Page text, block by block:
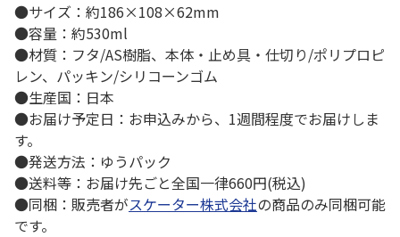
●サイズ：約186×108×62mm
●容量：約530ml
●材質：フタ/AS樹脂、本体・止め具・仕切り/ポリプロピ
レン、パッキン/シリコーンゴム
●生産国：日本
●お届け予定日：お申込みから、1週間程度でお届けしま
す。
●発送方法：ゆうパック
●送料等：お届け先ごと全国一律660円(税込)
●同梱：販売者がスケーター株式会社の商品のみ同梱可能
です。